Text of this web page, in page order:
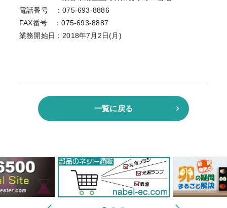
電話番号 ：075-693-8886
FAX番号 ：075-693-8887
業務開始日：2018年7月2日(月)
一覧に戻る